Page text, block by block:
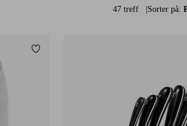
47 treff Sorter på:
Legg til favoritter